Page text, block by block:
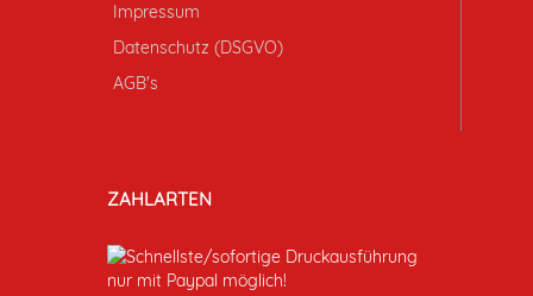
Impressum
Datenschutz (DSGVO)
AGB's
ZAHLARTEN